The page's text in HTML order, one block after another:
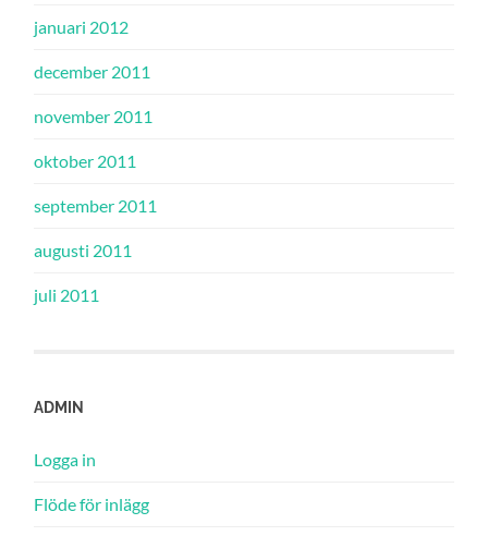
januari 2012
december 2011
november 2011
oktober 2011
september 2011
augusti 2011
juli 2011
ADMIN
Logga in
Flöde för inlägg